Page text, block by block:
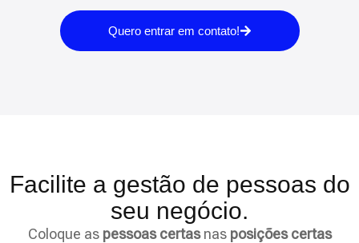
Quero entrar em contato!
Facilite a gestão de pessoas do
seu negócio.
Coloque as pessoas certasnas posições certas